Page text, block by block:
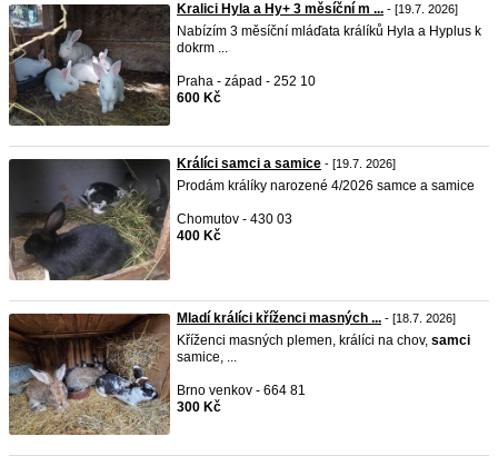
Kralici Hyla a Hy+ 3 měsíční m ... - [19.7. 2026]
Nabízím 3 měsíční mláďata králíků Hyla a Hyplus k
dokrm ...
Praha - západ - 252 10
600 Kč
Králíci samci a samice - [19.7. 2026]
Prodám králíky narozené 4/2026 samce a samice
Chomutov - 430 03
400 Kč
Mladí králíci kříženci masných ... - [18.7. 2026]
Kříženci masných plemen, králíci na chov, samci
samice, ...
Brno venkov - 664 81
300 Kč